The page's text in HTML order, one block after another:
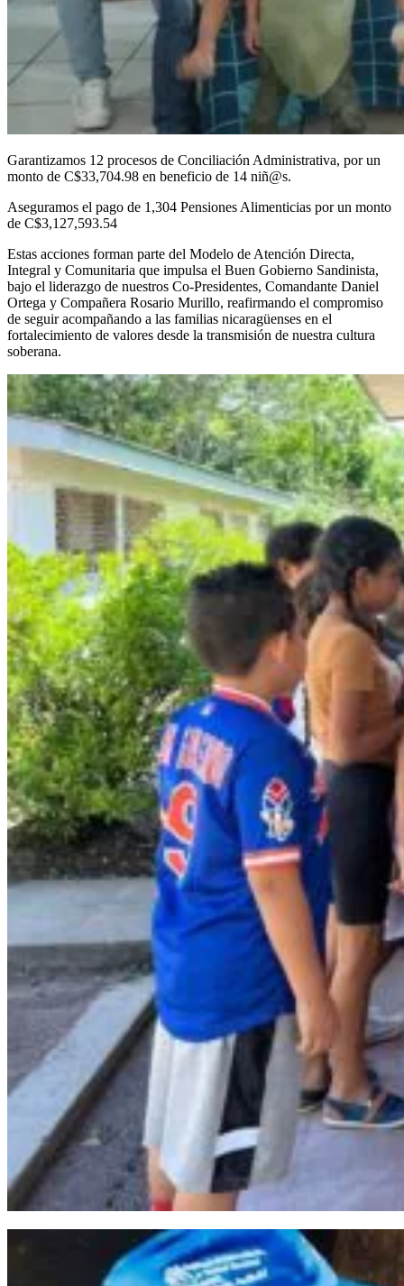
Garantizamos 12 procesos de Conciliación Administrativa, por un
monto de C$33,704.98 en beneficio de 14 niñ@s.
Aseguramos el pago de 1,304 Pensiones Alimenticias por un monto
de C$3,127,593.54
Estas acciones forman parte del Modelo de Atención Directa,
Integral y Comunitaria que impulsa el Buen Gobierno Sandinista,
bajo el liderazgo de nuestros Co-Presidentes, Comandante Daniel
Ortega y Compañera Rosario Murillo, reafirmando el compromiso
de seguir acompañando a las familias nicaragüenses en el
fortalecimiento de valores desde la transmisión de nuestra cultura
soberana.